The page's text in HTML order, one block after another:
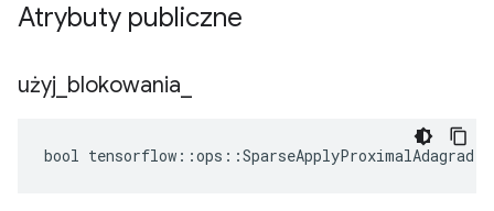
Atrybuty publiczne
użyj blokowania
bool